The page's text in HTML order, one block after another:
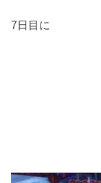
7日目に